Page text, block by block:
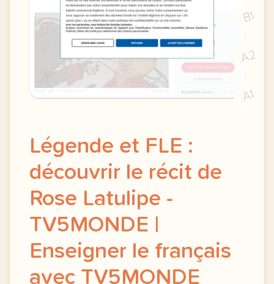
B1
A2
A1
Légende et FLE :
découvrir le récit de
Rose Latulipe -
TV5MONDE |
Enseigner le français
avec TV5MONDE